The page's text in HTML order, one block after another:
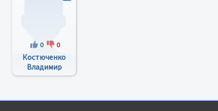
0 0
Костюченко
Владимир
Яковлевич